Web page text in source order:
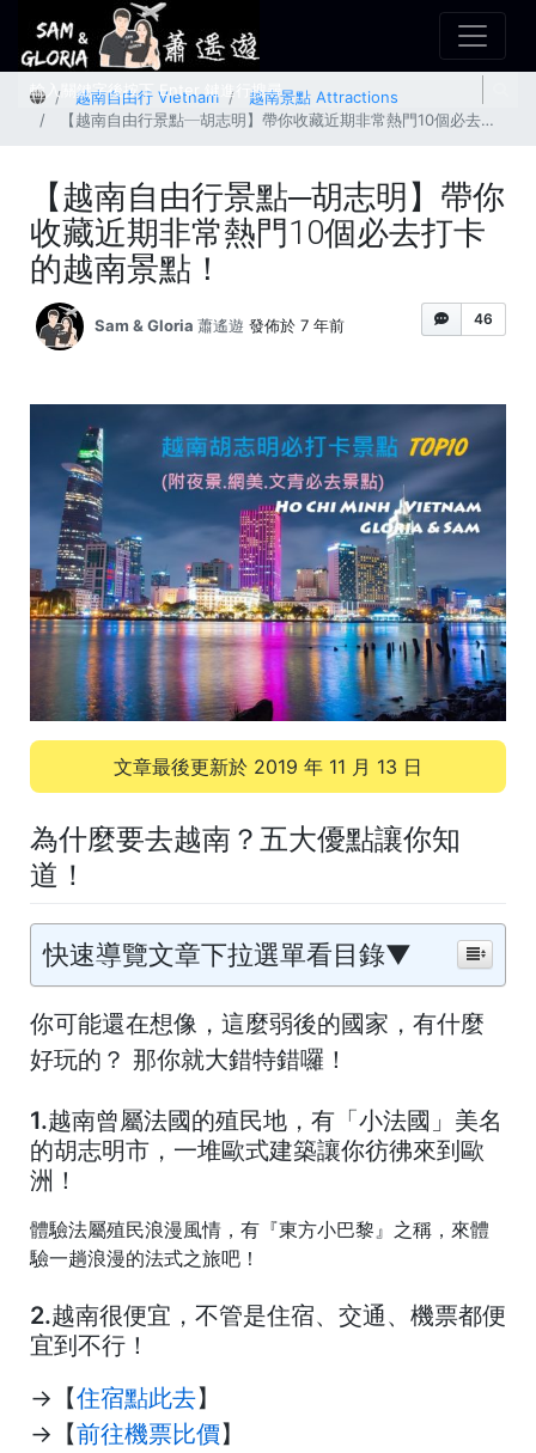
首頁 越南自由行 Vietnam
越南景點 Attractions
【越南自由行景點─胡志明】帶你收藏近期非常熱門10個必去打卡的越南景點！
【越南自由行景點─胡志明】帶你
收藏近期非常熱門10個必去打卡
的越南景點！
46
Sam & Gloria 蕭遙遊 發佈於 7 年前
文章最後更新於 2019 年 11 月 13 日
為什麼要去越南？五大優點讓你知
道！
快速導覽文章下拉選單看目錄▼
你可能還在想像，這麼弱後的國家，有什麼
好玩的？ 那你就大錯特錯囉！
1.越南曾屬法國的殖民地，有「小法國」美名
的胡志明市，一堆歐式建築讓你彷彿來到歐
洲！
體驗法屬殖民浪漫風情，有『東方小巴黎 』之稱，來體
驗一趟浪漫的法式之旅吧！
2.越南很便宜，不管是住宿、交通、機票都便
宜到不行！
→【住宿點此去】
→【前往機票比價】